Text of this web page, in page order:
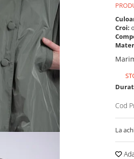
Croi:
Cod
La